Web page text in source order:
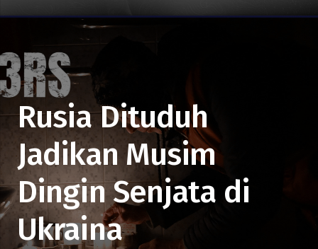
Rusia Dituduh
Jadikan Musim
Dingin Senjata di
Ukraina